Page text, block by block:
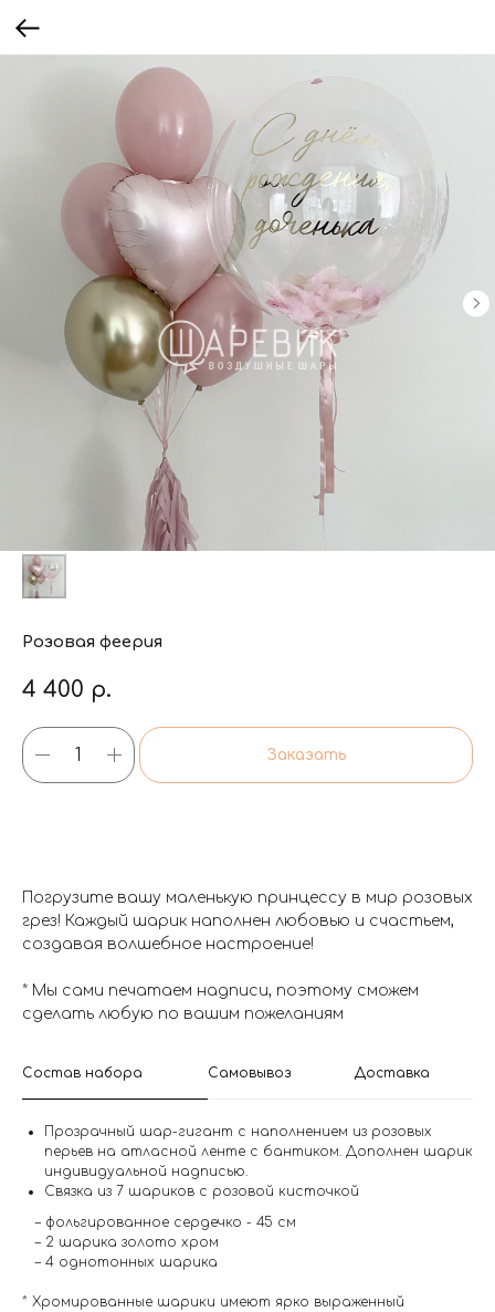
Розовая феерия
4 400 р.
Заказать
Погрузите вашу маленькую принцессу в мир розовых
грез! Каждый шарик наполнен любовью и счастьем,
создавая волшебное настроение!
* Мы сами печатаем надписи, поэтому сможем
сделать любую по вашим пожеланиям
Состав набора Самовывоз Доставка
Прозрачный шар-гигант с наполнением из розовых
перьев на атласной ленте с бантиком. Дополнен шарик
индивидуальной надписью.
Связка из 7 шариков с розовой кисточкой
– фольгированное сердечко - 45 см
– 2 шарика золото хром
– 4 однотонных шарика
* Хромированные шарики имеют ярко выраженный